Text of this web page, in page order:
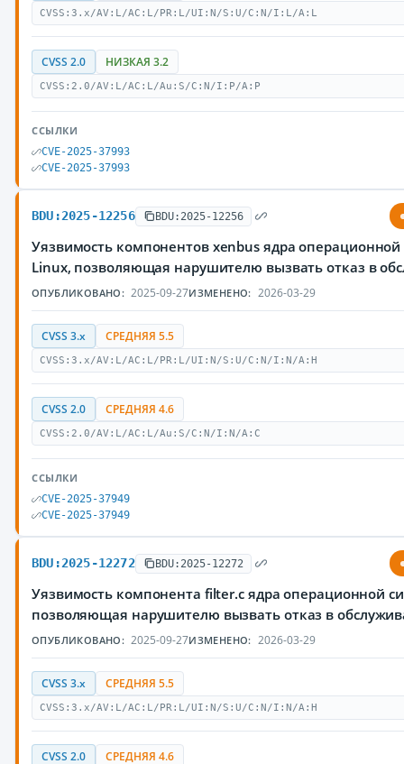
CVSS:3.x/AV:L/AC:L/PR:L/UI:N/S:U/C:N/I:L/A:L
CVSS 2.0 НИЗКАЯ 3.2
CVSS:2.0/AV:L/AC:L/Au:S/C:N/I:P/A:P
ССЫЛКИ
CVE-2025-37993
CVE-2025-37993
BDU:2025-12256 BDU:2025-12256
Уязвимость компонентов xenbus ядра
Linux, позволяющая нарушителю вызвать отказ в
ОПУБЛИКОВАНО: 2025-09-27ИЗМЕНЕНО: 2026-03-29
CVSS 3.x СРЕДНЯЯ 5.5
CVSS:3.x/AV:L/AC:L/PR:L/UI:N/S:U/C:N/I:N/A:H
CVSS 2.0 СРЕДНЯЯ 4.6
CVSS:2.0/AV:L/AC:L/Au:S/C:N/I:N/A:C
ССЫЛКИ
CVE-2025-37949
CVE-2025-37949
BDU:2025-12272 BDU:2025-12272
Уязвимость компонента filter.c ядра операционной
позволяющая нарушителю вызвать отказ в
ОПУБЛИКОВАНО: 2025-09-27ИЗМЕНЕНО: 2026-03-29
CVSS 3.x СРЕДНЯЯ 5.5
CVSS:3.x/AV:L/AC:L/PR:L/UI:N/S:U/C:N/I:N/A:H
CVSS 2.0 СРЕДНЯЯ 4.6